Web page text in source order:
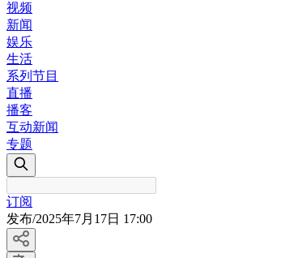
视频
新闻
娱乐
生活
系列节目
直播
播客
互动新闻
专题
订阅
发布/2025年7月17日 17:00